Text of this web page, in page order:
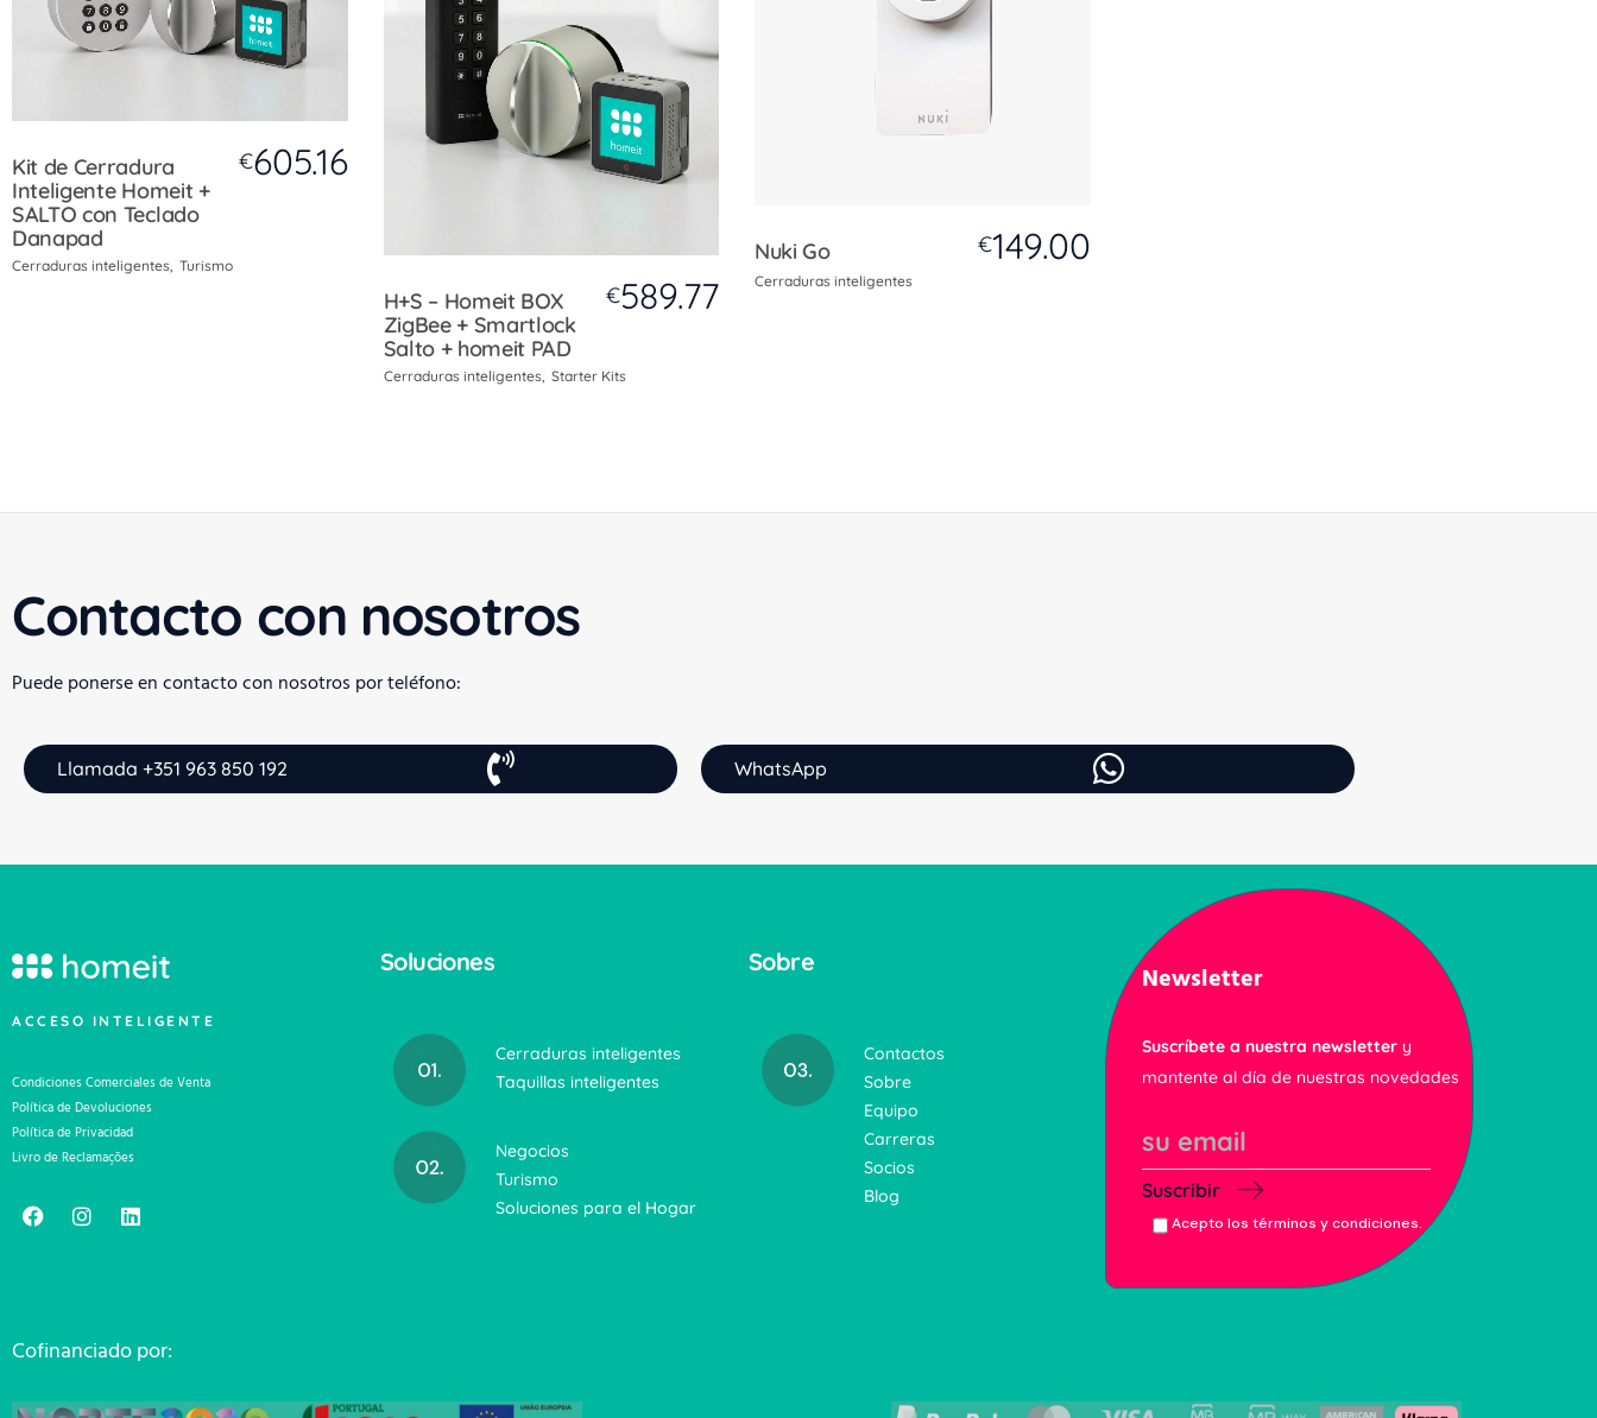
Kit de Cerradura
Inteligente Homeit +
SALTO con Teclado
Danapad
€605.16
Cerraduras inteligentes Turismo
H+S – Homeit BOX
ZigBee + Smartlock
Salto + homeit PAD
€589.77
Cerraduras inteligentes Starter Kits
Nuki Go €149.00
Cerraduras inteligentes
Contacto con nosotros
Puede ponerse en contacto con nosotros por teléfono:
Llamada +351 963 850 192 WhatsApp
ACCESO INTELIGENTE
Condiciones Comerciales de Venta
Política de Devoluciones
Política de Privacidad
Livro de Reclamações
Soluciones
Cerraduras inteligentes
Taquillas inteligentes
Negocios
Turismo
Soluciones para el Hogar
Sobre
Contactos
Sobre
Equipo
Carreras
Socios
Blog
Newsletter
Suscríbete a nuestra newsletter y
mantente al día de nuestras novedades
Suscribir
Acepto los términos y condiciones.
Cofinanciado por: